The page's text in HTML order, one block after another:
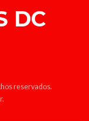
DC
reservados.
.